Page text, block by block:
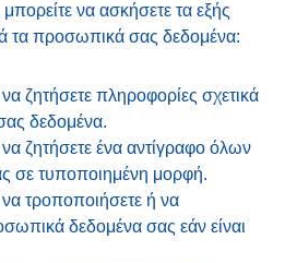
να ασκήσετε τα εξής
τα προσωπικά σας δεδομένα:
ζητήσετε πληροφορίες σχετικά
δεδομένα.
ζητήσετε ένα αντίγραφο όλων
σε τυποποιημένη μορφή.
τροποποιήσετε ή να
δεδομένα σας εάν είναι